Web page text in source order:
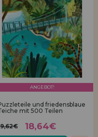
ANGEBOT!
und friedensblaue
mit 500 Teilen
18,64€